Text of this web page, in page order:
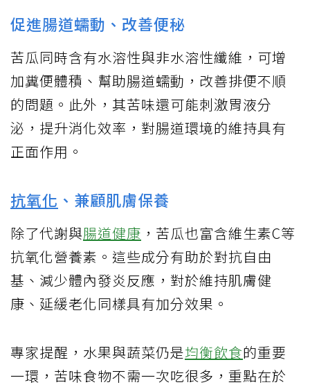
促進腸道蠕動、改善便秘
苦瓜同時含有水溶性與非水溶性纖維，可增
加糞便體積、幫助腸道蠕動，改善排便不順
的問題。此外，其苦味還可能刺激胃液分
泌，提升消化效率，對腸道環境的維持具有
正面作用。
抗氧化 、兼顧肌膚保養
除了代謝與腸道健康 ，苦瓜也富含維生素C等
抗氧化營養素。這些成分有助於對抗自由
基、減少體內發炎反應，對於維持肌膚健
康、延緩老化同樣具有加分效果。
專家提醒，水果與蔬菜仍是均衡飲食的重要
一環，苦味食物不需一次吃很多，重點在於